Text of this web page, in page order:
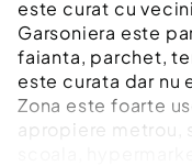
este curat cu
Garsoniera este
faianta, parchet,
este curata dar nu
Zona este foarte
apropiere metrou,
scoala,